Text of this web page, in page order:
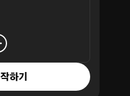
하기